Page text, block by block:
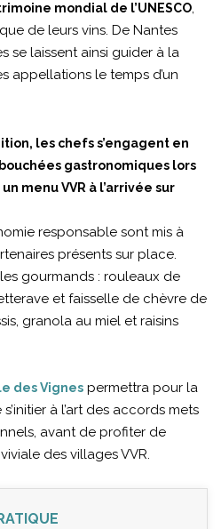
mondial de l’UNESCO,
de leurs vins. De Nantes
se laissent ainsi guider à la
appellations le temps d’un
les chefs s’engagent en
gastronomiques lors
menu VVR à l’arrivée sur
responsable sont mis à
présents sur place.
gourmands : rouleaux de
et faisselle de chèvre de
granola au miel et raisins
des Vignes permettra pour la
à l’art des accords mets
avant de profiter de
des villages VVR.